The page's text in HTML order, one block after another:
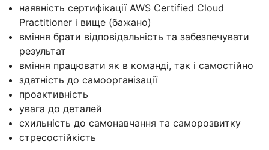
наявність сертифікації AWS Certified Cloud
Practitioner і вище (бажано)
вміння брати відповідальність та забезпечувати
результат
вміння працювати як в команді, так і самостійно
здатність до самоорганізації
проактивність
увага до деталей
схильність до самонавчання та саморозвитку
стресостійкість